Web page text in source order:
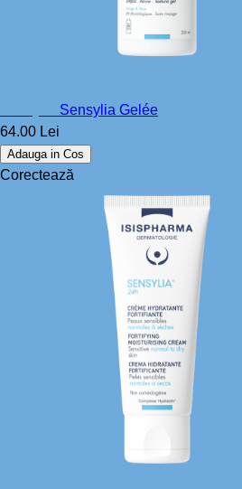
Sensylia Gelée
64.00 Lei
Adauga in Cos
Corectează